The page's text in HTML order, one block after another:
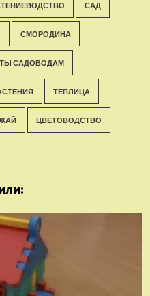
САД
СМОРОДИНА
САДОВОДАМ
ТЕПЛИЦА
ЦВЕТОВОДСТВО